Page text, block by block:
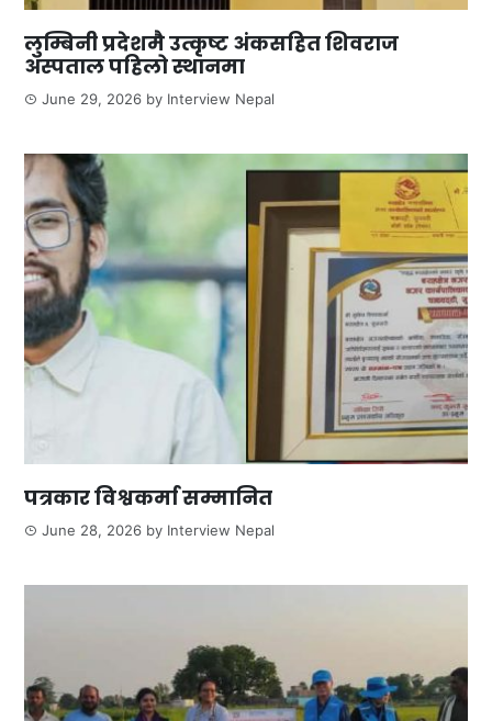
लुम्बिनी प्रदेशमै उत्कृष्ट अंकसहित शिवराज
अस्पताल पहिलो स्थानमा
June 29, 2026 by Interview Nepal
पत्रकार विश्वकर्मा सम्मानित
June 28, 2026 by Interview Nepal